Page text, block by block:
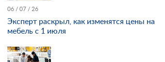
06 / 07 / 26
Эксперт раскрыл, как изменятся цены на
мебель с 1 июля